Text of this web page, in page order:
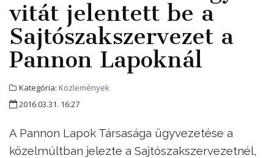
vitát jelentett be a
Sajtószakszervezet a
Pannon Lapoknál
Kategória: Közlemények
2016.03.31. 16:27
A Pannon Lapok Társasága ügyvezetése a
közelmúltban jelezte a Sajtószakszervezetnél,